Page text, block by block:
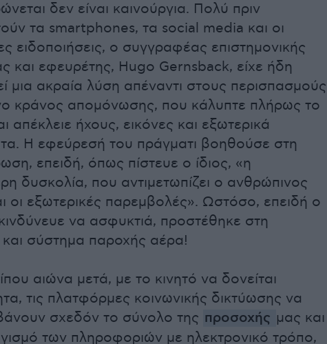
δεν είναι καινούργια. Πολύ πριν
τα smartphones, τα social media και οι
ειδοποιήσεις, ο συγγραφέας επιστημονικής
και εφευρέτης, Hugo Gernsback, είχε ήδη
μια ακραία λύση απέναντι στους
κράνος απομόνωσης, που κάλυπτε πλήρως το
απέκλειε ήχους, εικόνες και εξωτερικά
Η εφεύρεσή του πράγματι βοηθούσε στη
επειδή, όπως πίστευε ο ίδιος, «η
δυσκολία, που αντιμετωπίζει ο ανθρώπινος
οι εξωτερικές παρεμβολές». Ωστόσο, επειδή ο
να ασφυκτιά, προστέθηκε στη
και σύστημα παροχής αέρα!
αιώνα μετά, με το κινητό να δονείται
τις πλατφόρμες κοινωνικής δικτύωσης να
σχεδόν το σύνολο της προσοχής μας και
των πληροφοριών με ηλεκτρονικό τρόπο,